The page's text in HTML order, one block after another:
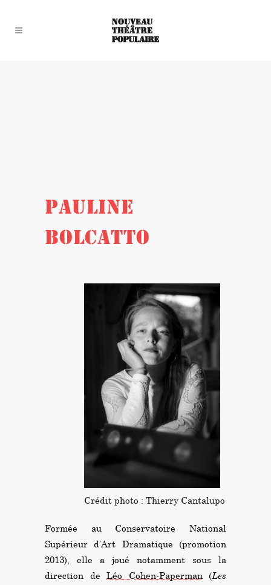
PAULINE
BOLCATTO
Crédit photo : Thierry Cantalupo
Formée au Conservatoire National
Supérieur d’Art Dramatique (promotion
2013), elle a joué notamment sous la
direction de Léo Cohen-Paperman (Les